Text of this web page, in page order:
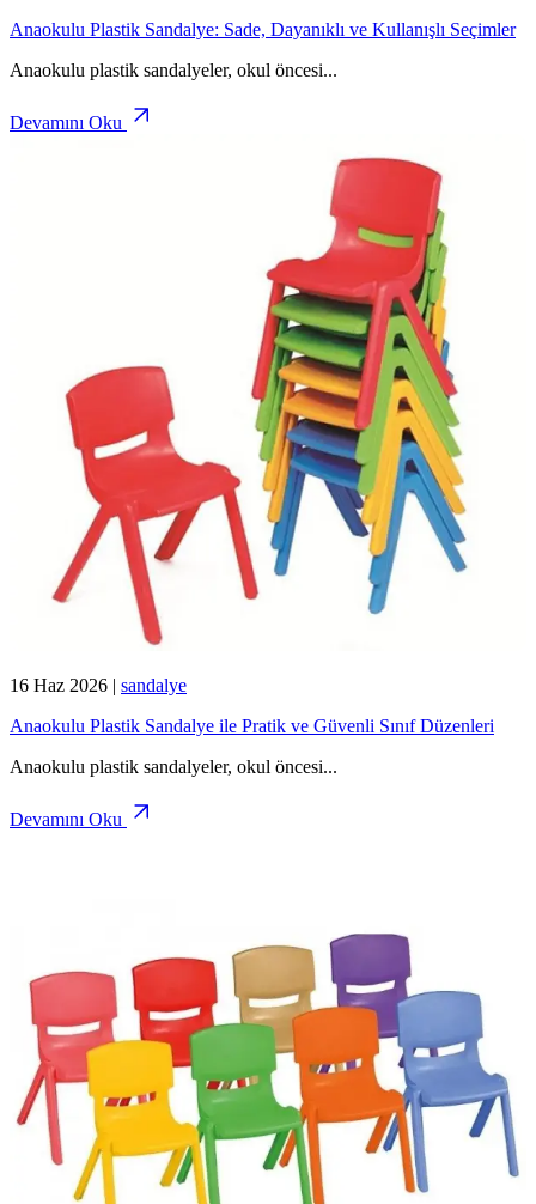
Anaokulu Plastik Sandalye: Sade, Dayanıklı ve Kullanışlı Seçimler
Anaokulu plastik sandalyeler, okul öncesi...
Devamını Oku
16 Haz 2026 | sandalye
Anaokulu Plastik Sandalye ile Pratik ve Güvenli Sınıf Düzenleri
Anaokulu plastik sandalyeler, okul öncesi...
Devamını Oku